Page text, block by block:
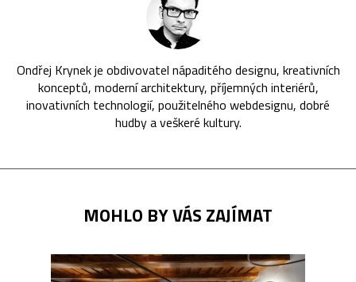
Ondřej Krynek je obdivovatel nápaditého designu, kreativních
konceptů, moderní architektury, příjemných interiérů,
inovativních technologií, použitelného webdesignu, dobré
hudby a veškeré kultury.
MOHLO BY VÁS ZAJÍMAT